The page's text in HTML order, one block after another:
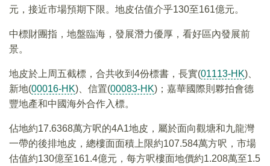
元，接近市場預期下限。地皮估值介乎130至161億元。
中標財團指，地盤臨海，發展潛力優厚，看好區內發展前
景。
地皮於上周五截標，合共收到4份標書，長實(01113-HK)、
新地(00016-HK)、信置(00083-HK)；嘉華國際則夥拍會德
豐地產和中國海外合作入標。
佔地約17.6368萬方呎的4A1地皮，屬於面向觀塘和九龍灣
一帶的後排地皮，總樓面面積上限約107.584萬方呎，市場
估值約130億至161.4億元，每方呎樓面地價約1.208萬至1.5